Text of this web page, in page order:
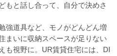
もと話し合って、自分で決めさ
強道具など、モノがどんどん増
まいに収納スペースが足りない
も視野に。UR賃貸住宅には、DI